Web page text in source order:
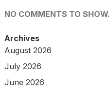
NO COMMENTS TO SHOW.
Archives
August 2026
July 2026
June 2026